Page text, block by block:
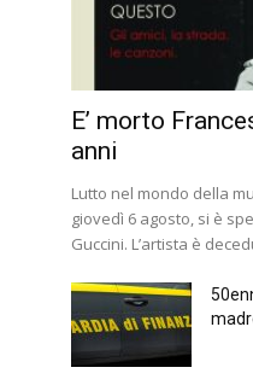
E’ morto
anni
Lutto nel mondo della
giovedì 6 agosto, si è
Guccini. L’artista è